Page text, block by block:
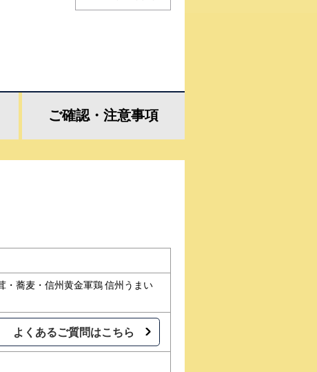
ご確認・ 注意事項
・蕎麦・信州黄金軍鶏 信州うまい
よくあるご質問はこちら